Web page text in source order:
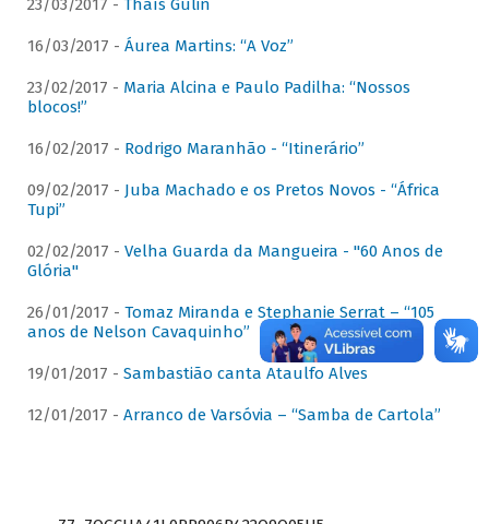
23/03/2017 - Thaís Gulin
16/03/2017 - Áurea Martins: “A Voz”
23/02/2017 - Maria Alcina e Paulo Padilha: “Nossos
blocos!”
16/02/2017 - Rodrigo Maranhão - “Itinerário”
09/02/2017 - Juba Machado e os Pretos Novos - “África
Tupi”
02/02/2017 - Velha Guarda da Mangueira - "60 Anos de
Glória"
26/01/2017 - Tomaz Miranda e Stephanie Serrat – “105
anos de Nelson Cavaquinho”
19/01/2017 - Sambastião canta Ataulfo Alves
12/01/2017 - Arranco de Varsóvia – “Samba de Cartola”